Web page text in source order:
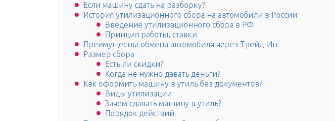
Если машину сдать на разборку?
История утилизационного сбора на автомобили в России
Введение утилизационного сбора в РФ
Принцип работы, ставки
Преимущества обмена автомобиля через Трейд-Ин
Размер сбора
Есть ли скидки?
Когда не нужно давать деньги?
Как оформить машину в утиль без документов?
Виды утилизации
Зачем сдавать машину в утиль?
Порядок действий